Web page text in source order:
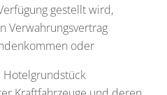
gestellt wird,
Verwahrungsvertrag
oder
Hotelgrundstück